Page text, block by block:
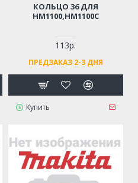
КОЛЬЦО 36 ДЛЯ
HM1100,HM1100C
113р.
ПРЕДЗАКАЗ 2-3 ДНЯ
Купить